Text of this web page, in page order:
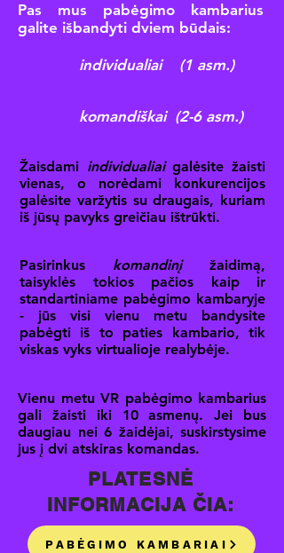
Pas mus pabėgimo kambarius
galite išbandyti dviem būdais:
individualiai (1 asm.)
komandiškai (2-6 asm.)
Žaisdami individualiai galėsite žaisti
vienas, o norėdami konkurencijos
galėsite varžytis su draugais, kuriam
iš jūsų pavyks greičiau ištrūkti.
Pasirinkus komandinįžaidimą,
taisyklės tokios pačios kaip ir
standartiniame pabėgimo kambaryje
- jūs visi vienu metu bandysite
pabėgti iš to paties kambario, tik
viskas vyks virtualioje realybėje.
Vienu metu VR pabėgimo kambarius
gali žaisti iki 10 asmenų. Jei bus
daugiau nei 6 žaidėjai, suskirstysime
jus į dvi atskiras komandas.
PLATESNĖ
INFORMACIJA ČIA:
PABĖGIMO KAMBARIAI